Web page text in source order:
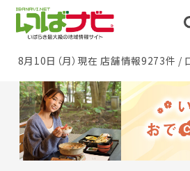
8月10日（月）現在 店舗情報9273件 /